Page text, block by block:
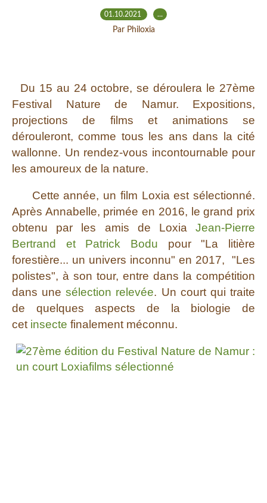
01.10.2021 …
Par Philoxia
Du 15 au 24 octobre, se déroulera le 27ème
Festival Nature de Namur. Expositions,
projections de films et animations se
dérouleront, comme tous les ans dans la cité
wallonne. Un rendez-vous incontournable pour
les amoureux de la nature.
Cette année, un film Loxia est sélectionné.
Après Annabelle, primée en 2016, le grand prix
obtenu par les amis de Loxia Jean-Pierre
Bertrand et Patrick Bodu pour "La litière
forestière... un univers inconnu" en 2017, "Les
polistes", à son tour, entre dans la compétition
dans unesélection relevée. Un court qui traite
de quelques aspects de la biologie de
cet insecte finalement méconnu.